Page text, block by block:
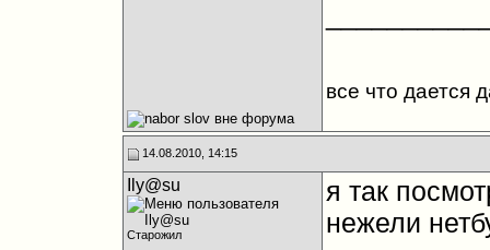
все что дается
14.08.2010, 14:15
Ily@su
Старожил
я так
нежели